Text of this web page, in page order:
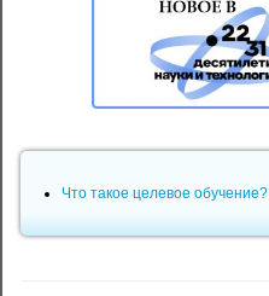
Что такое целевое обучение?